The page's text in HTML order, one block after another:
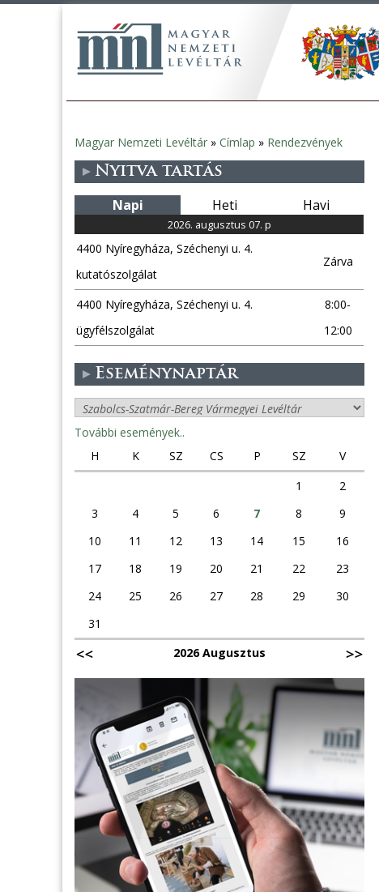
Jelenlegi
hely
Magyar Nemzeti Levéltár » Címlap » Rendezvények
Nyitva tartás
Napi Heti Havi
2026. augusztus 07. p
4400 Nyíregyháza, Széchenyi u. 4.
kutatószolgálat
Zárva
4400 Nyíregyháza, Széchenyi u. 4.
ügyfélszolgálat
8:00-
12:00
Eseménynaptár
További események..
H
K SZ CS P SZ
V
1
2
3
4 5 6 7 8
9
10
11 12 13 14 15
16
17
18 19 20 21 22
23
24
25 26 27 28 29
30
31
2026 Augusztus